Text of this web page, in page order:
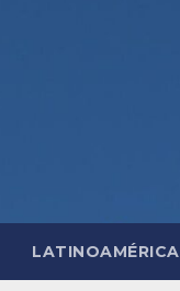
LATINOAMÉRICA